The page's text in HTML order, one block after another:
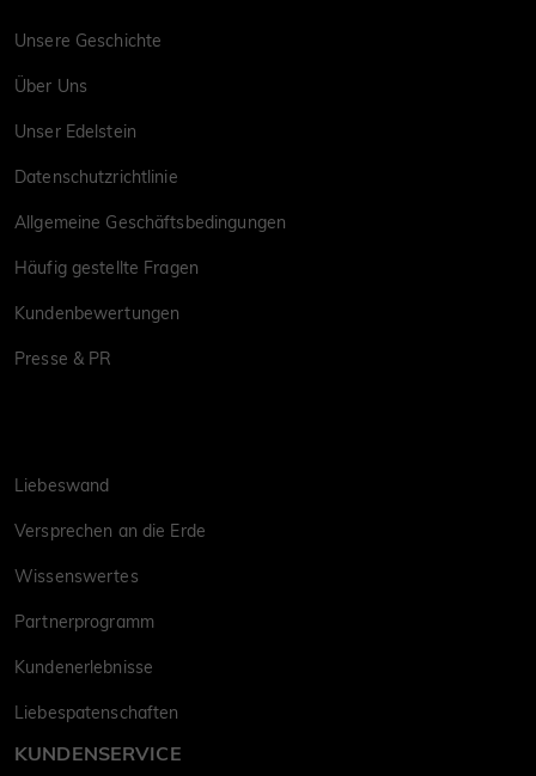
Unsere Geschichte
Über Uns
Unser Edelstein
Datenschutzrichtlinie
Allgemeine Geschäftsbedingungen
Häufig gestellte Fragen
Kundenbewertungen
Presse & PR
Liebeswand
Versprechen an die Erde
Wissenswertes
Partnerprogramm
Kundenerlebnisse
Liebespatenschaften
KUNDENSERVICE